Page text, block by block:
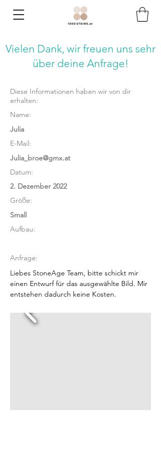
Vielen Dank, wir freuen uns sehr
über deine Anfrage!
Diese Informationen haben wir von dir
erhalten:
Name:
Julia
E-Mail:
Julia_broe@gmx.at
Datum:
2. Dezember 2022
Größe:
Small
Aufbau:
Anfrage:
Liebes StoneAge Team, bitte schickt mir
einen Entwurf für das ausgewählte Bild. Mir
entstehen dadurch keine Kosten.